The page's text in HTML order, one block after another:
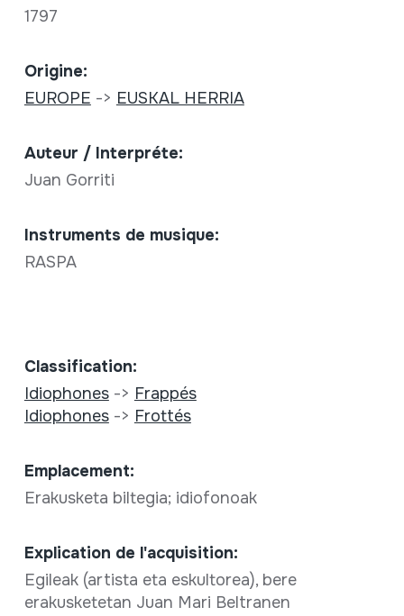
1797
Origine:
EUROPE -> EUSKAL HERRIA
Auteur / Interpréte:
Juan Gorriti
Instruments de musique:
RASPA
Classification:
Idiophones-> Frappés
Idiophones-> Frottés
Emplacement:
Erakusketa biltegia; idiofonoak
Explication de l'acquisition:
Egileak (artista eta eskultorea), bere
erakusketetan Juan Mari Beltranen